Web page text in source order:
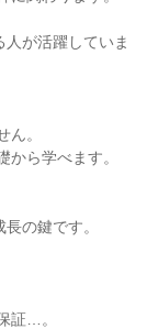
が活躍していま
ん。
から学べます。
の鍵です。
証…。